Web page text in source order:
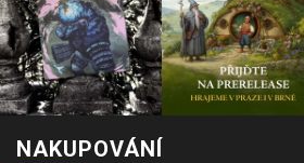
NAKUPOVÁNÍ